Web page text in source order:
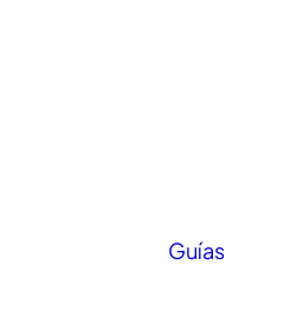
Guías